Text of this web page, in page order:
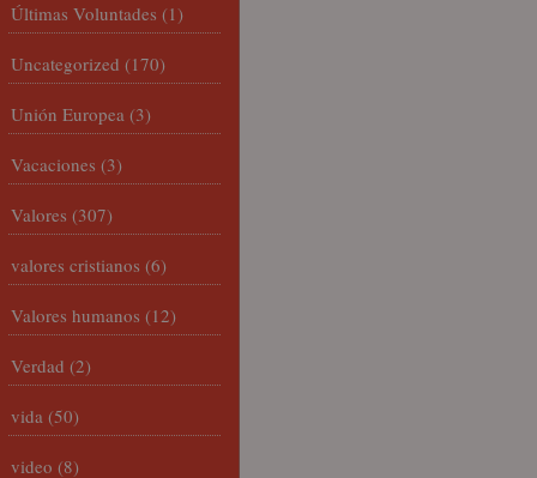
Últimas Voluntades (1)
Uncategorized (170)
Unión Europea (3)
Vacaciones (3)
Valores (307)
valores cristianos (6)
Valores humanos (12)
Verdad (2)
vida (50)
video (8)